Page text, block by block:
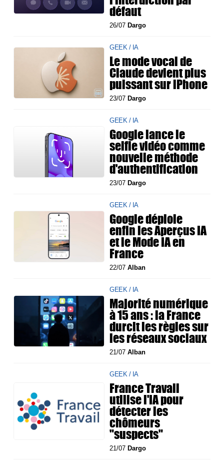
défaut
26/07 Dargo
GEEK / IA
Le mode vocal de
Claude devient plus
puissant sur iPhone
23/07 Dargo
GEEK / IA
Google lance le
selfie vidéo comme
nouvelle méthode
d'authentification
23/07 Dargo
GEEK / IA
Google déploie
enfin les Aperçus IA
et le Mode IA en
France
22/07Alban
GEEK / IA
Majorité numérique
à 15 ans : la France
durcit les règles sur
les réseaux sociaux
21/07Alban
GEEK / IA
France Travail
utilise l'IA pour
détecter les
chômeurs
"suspects"
21/07 Dargo